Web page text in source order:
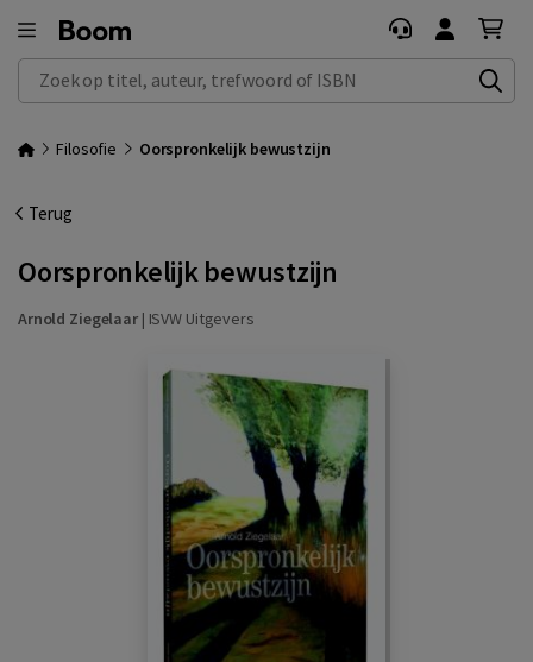
Zoek op titel, auteur, trefwoord of ISBN
Filosofie Oorspronkelijk bewustzijn
Terug
Oorspronkelijk bewustzijn
Arnold Ziegelaar| ISVW Uitgevers